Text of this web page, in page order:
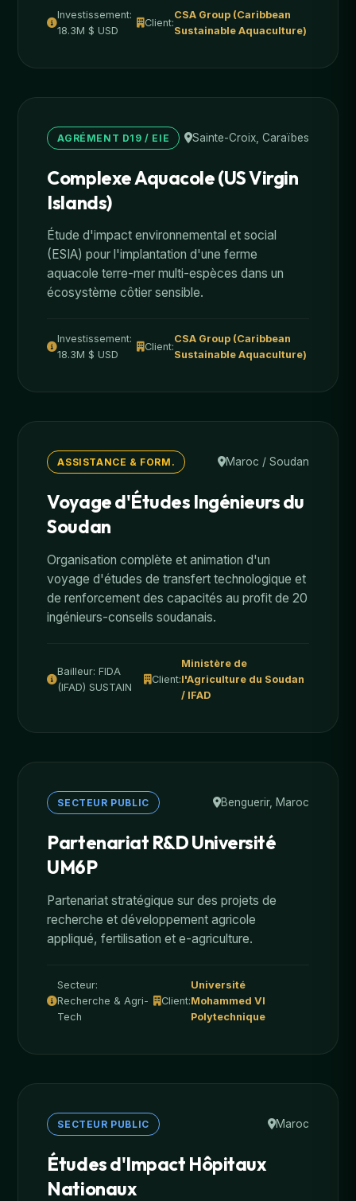
Investissement:
18.3M $ USD
Client:
CSA Group (Caribbean
Sustainable Aquaculture)
AGRÉMENT D19 / EIE Sainte-Croix, Caraïbes
Complexe Aquacole (US Virgin
Islands)
Étude d'impact environnemental et social
(ESIA) pour l'implantation d'une ferme
aquacole terre-mer multi-espèces dans un
écosystème côtier sensible.
Investissement:
18.3M $ USD
Client:
CSA Group (Caribbean
Sustainable Aquaculture)
ASSISTANCE & FORM. Maroc / Soudan
Voyage d'Études Ingénieurs du
Soudan
Organisation complète et animation d'un
voyage d'études de transfert technologique et
de renforcement des capacités au profit de 20
ingénieurs-conseils soudanais.
Bailleur: FIDA
(IFAD) SUSTAIN
Client:
Ministère de
l'Agriculture du Soudan
/ IFAD
SECTEUR PUBLIC Benguerir, Maroc
Partenariat R&D Université
UM6P
Partenariat stratégique sur des projets de
recherche et développement agricole
appliqué, fertilisation et e-agriculture.
Secteur:
Recherche & Agri-
Tech
Client:
Université
Mohammed VI
Polytechnique
SECTEUR PUBLIC Maroc
Études d'Impact Hôpitaux
Nationaux